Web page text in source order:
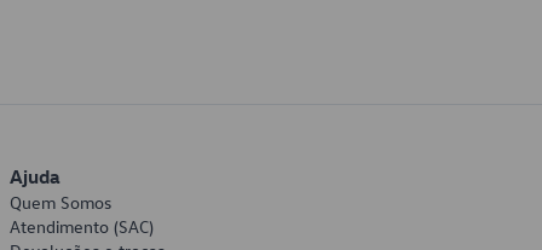
Ajuda
Quem Somos
Atendimento (SAC)